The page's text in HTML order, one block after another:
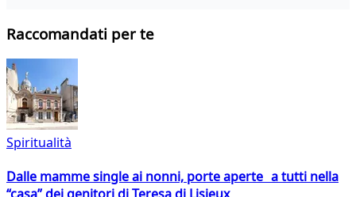
Raccomandati per te
Spiritualità
Dalle mamme single ai nonni, porte aperte a tutti nella